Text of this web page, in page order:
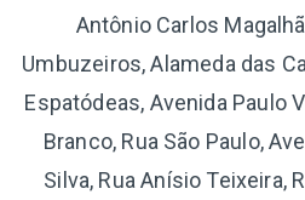
Antônio Carlos
Umbuzeiros, Alameda das
Espatódeas, Avenida Paulo
Branco, Rua São Paulo,
Silva, Rua Anísio Teixeira,